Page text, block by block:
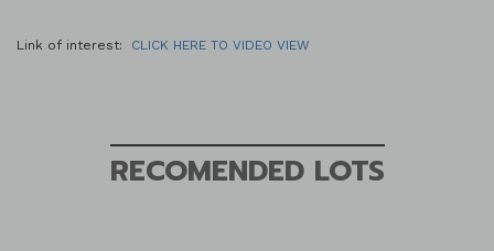
Link of interest: CLICK HERE TO VIDEO VIEW
RECOMENDED LOTS